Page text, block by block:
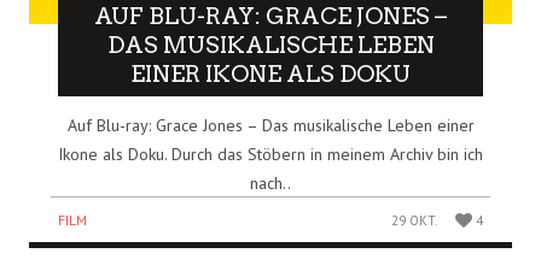
AUF BLU-RAY: GRACE JONES –
DAS MUSIKALISCHE LEBEN
EINER IKONE ALS DOKU
Auf Blu-ray: Grace Jones – Das musikalische Leben einer
Ikone als Doku. Durch das Stöbern in meinem Archiv bin ich
nach..
FILM 29 OKT. 4